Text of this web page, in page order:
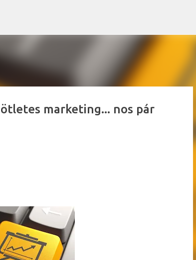
marketing... nos pár